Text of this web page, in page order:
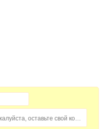
Домохозяйка, пожалуйста, оставьте свой комментарий...